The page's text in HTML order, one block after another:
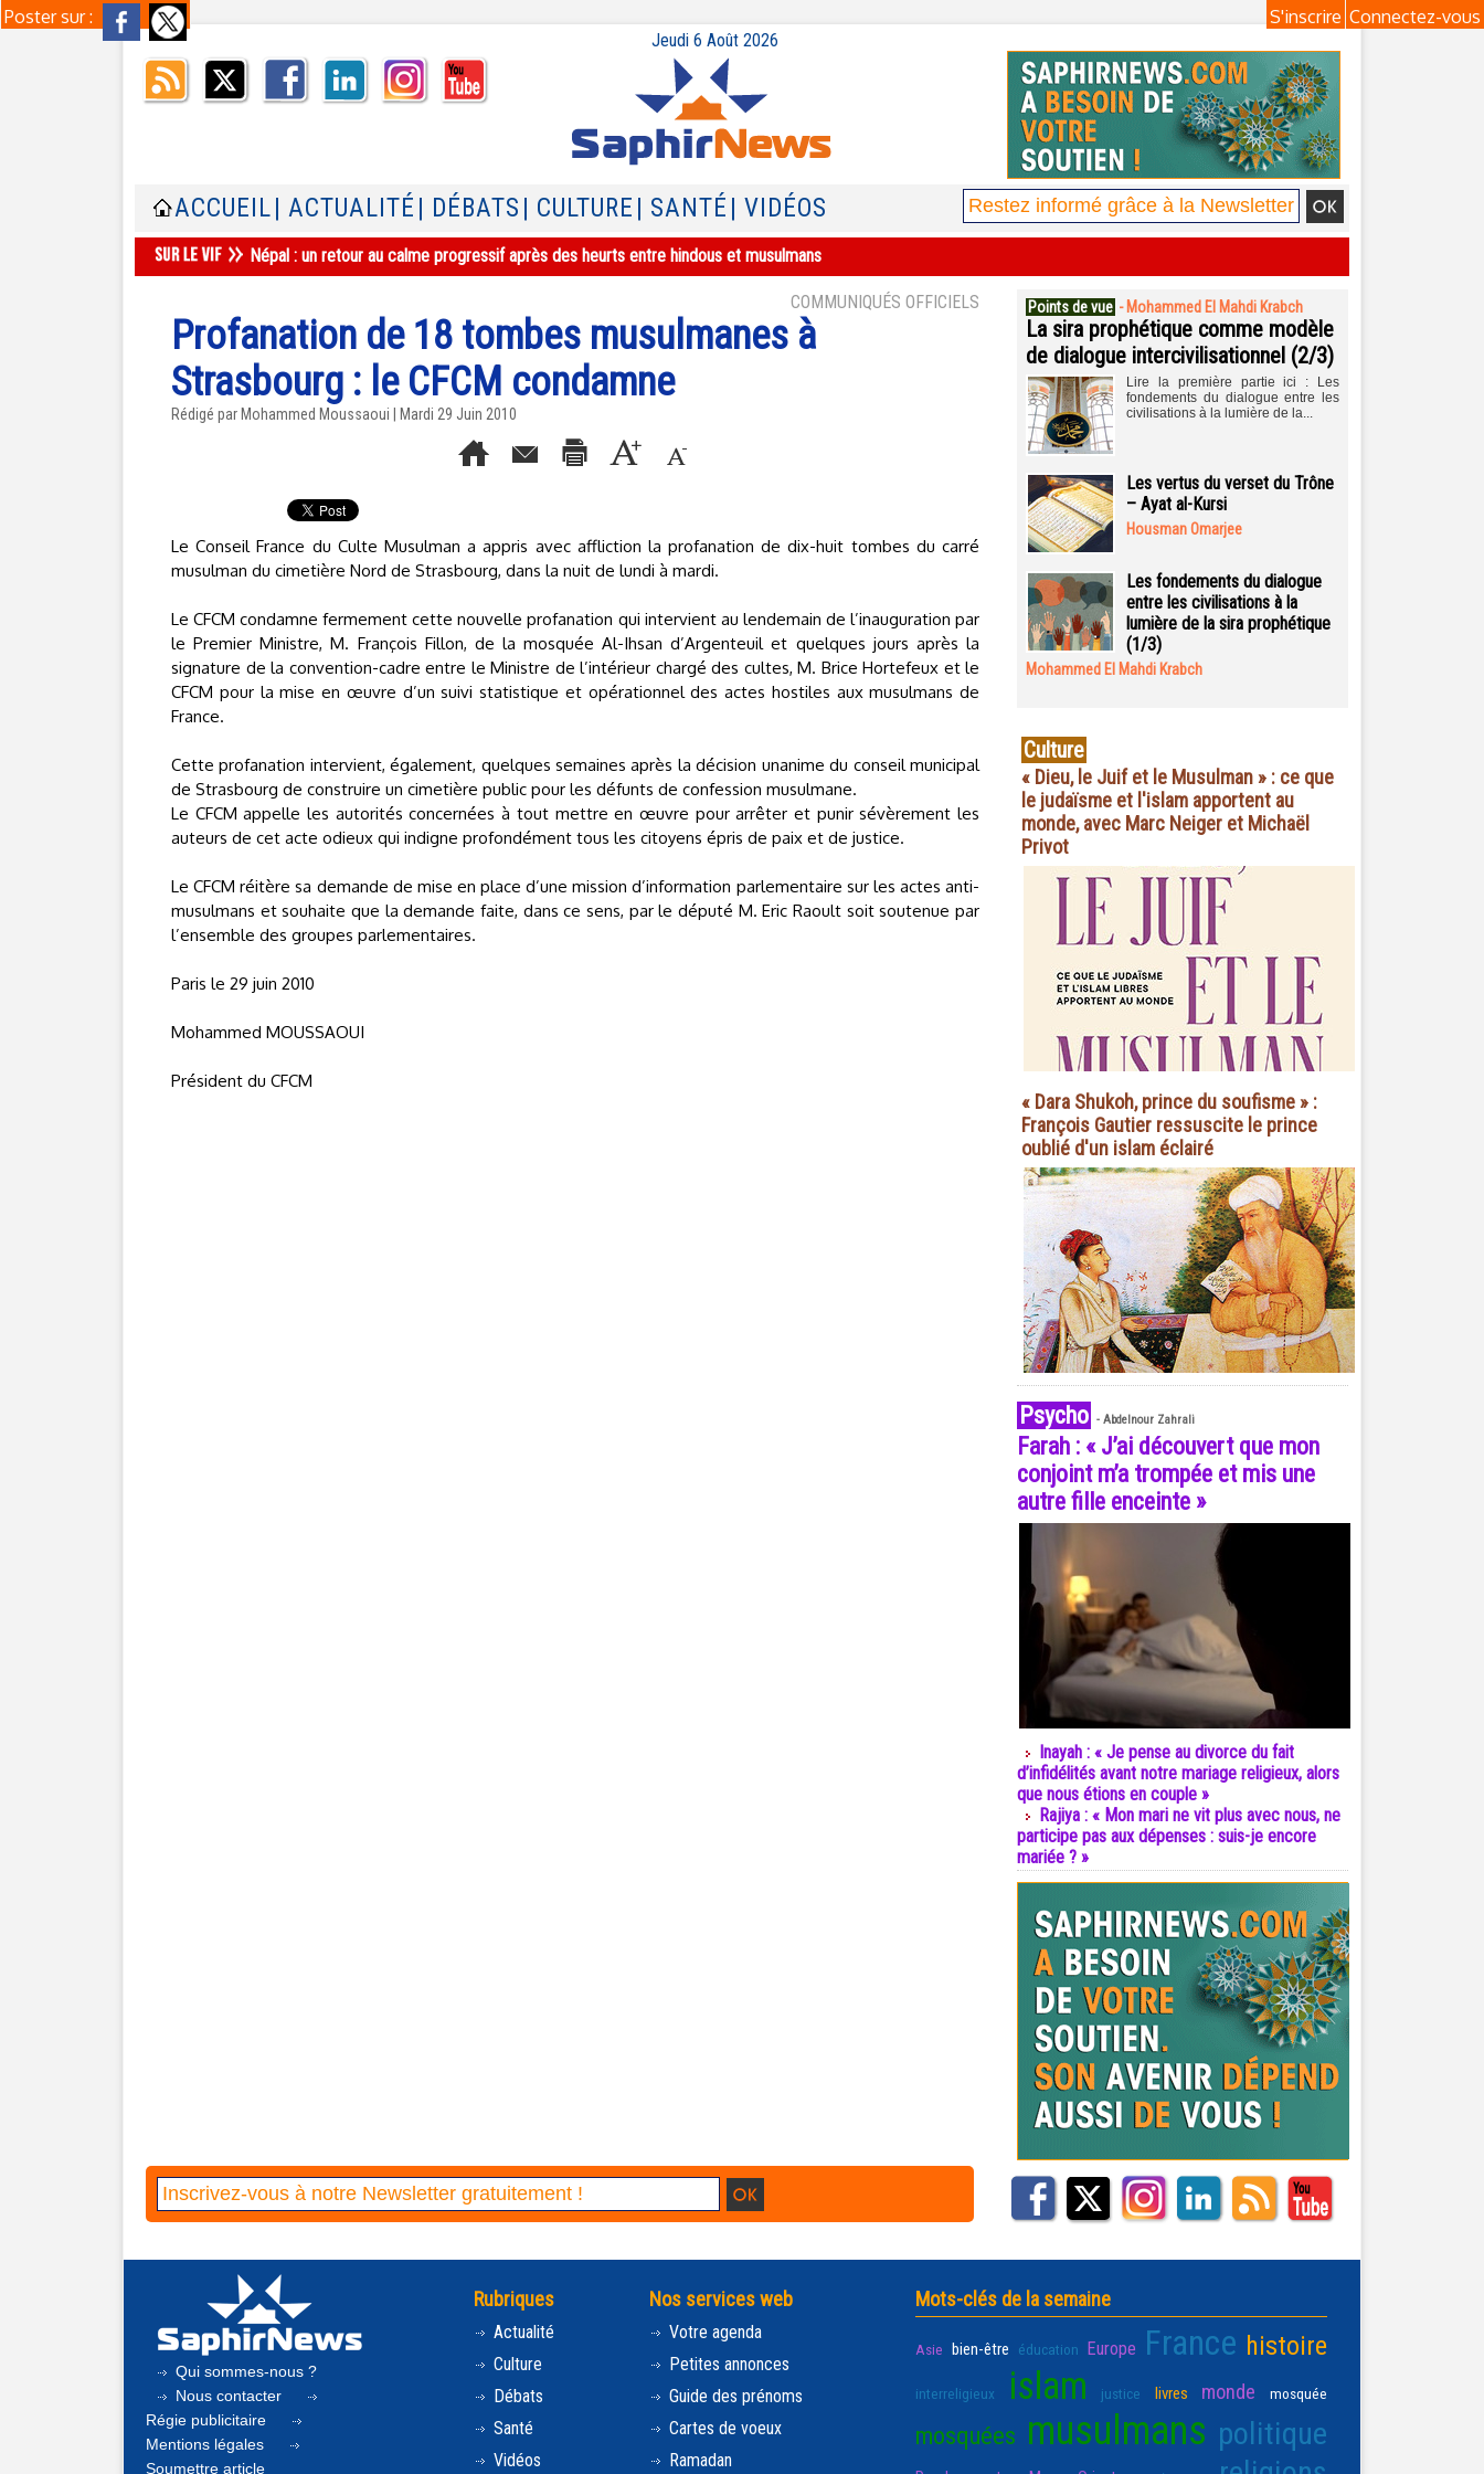
Poster sur : Connectez-vous
S'inscrire
Jeudi 6 Août 2026
ACCUEIL | ACTUALITÉ | DÉBATS | CULTURE | SANTÉ | VIDÉOS
Népal : un retour au calme progressif après des heurts entre hindous et musulmans
COMMUNIQUÉS OFFICIELS
Profanation de 18 tombes musulmanes à
Strasbourg : le CFCM condamne
Rédigé par Mohammed Moussaoui | Mardi 29 Juin 2010
Le Conseil France du Culte Musulman a appris avec affliction la profanation de dix-huit tombes du carré
musulman du cimetière Nord de Strasbourg, dans la nuit de lundi à mardi.
Le CFCM condamne fermement cette nouvelle profanation qui intervient au lendemain de l’inauguration par
le Premier Ministre, M. François Fillon, de la mosquée Al-Ihsan d’Argenteuil et quelques jours après la
signature de la convention-cadre entre le Ministre de l’intérieur chargé des cultes, M. Brice Hortefeux et le
CFCM pour la mise en œuvre d’un suivi statistique et opérationnel des actes hostiles aux musulmans de
France.
Cette profanation intervient, également, quelques semaines après la décision unanime du conseil municipal
de Strasbourg de construire un cimetière public pour les défunts de confession musulmane.
Le CFCM appelle les autorités concernées à tout mettre en œuvre pour arrêter et punir sévèrement les
auteurs de cet acte odieux qui indigne profondément tous les citoyens épris de paix et de justice.
Le CFCM réitère sa demande de mise en place d’une mission d’information parlementaire sur les actes anti-
musulmans et souhaite que la demande faite, dans ce sens, par le député M. Eric Raoult soit soutenue par
l’ensemble des groupes parlementaires.
Paris le 29 juin 2010
Mohammed MOUSSAOUI
Président du CFCM
Points de vue - Mohammed El Mahdi Krabch
La sira prophétique comme modèle
de dialogue intercivilisationnel (2/3)
Lire la première partie ici : Les
fondements du dialogue entre les
civilisations à la lumière de la...
Les vertus du verset du Trône
– Ayat al-Kursi
Housman Omarjee
Les fondements du dialogue
entre les civilisations à la
lumière de la sira prophétique
(1/3)
Mohammed El Mahdi Krabch
Culture
« Dieu, le Juif et le Musulman » : ce que
le judaïsme et l'islam apportent au
monde, avec Marc Neiger et Michaël
Privot
« Dara Shukoh, prince du soufisme » :
François Gautier ressuscite le prince
oublié d'un islam éclairé
Psycho - Abdelnour Zahrali
Farah : « J’ai découvert que mon
conjoint m’a trompée et mis une
autre fille enceinte »
Inayah : « Je pense au divorce du fait
d’infidélités avant notre mariage religieux, alors
que nous étions en couple »
Rajiya : « Mon mari ne vit plus avec nous, ne
participe pas aux dépenses : suis-je encore
mariée ? »
Qui sommes-nous ?
Nous contacter
Régie publicitaire
Mentions légales
Soumettre article
Rubriques
Actualité
Culture
Débats
Santé
Vidéos
Nos services web
Votre agenda
Petites annonces
Guide des prénoms
Cartes de voeux
Ramadan
Mots-clés de la semaine
Asie bien-être éducation Europe France histoire
interreligieux islam justice livres monde mosquée
mosquées musulmans politique